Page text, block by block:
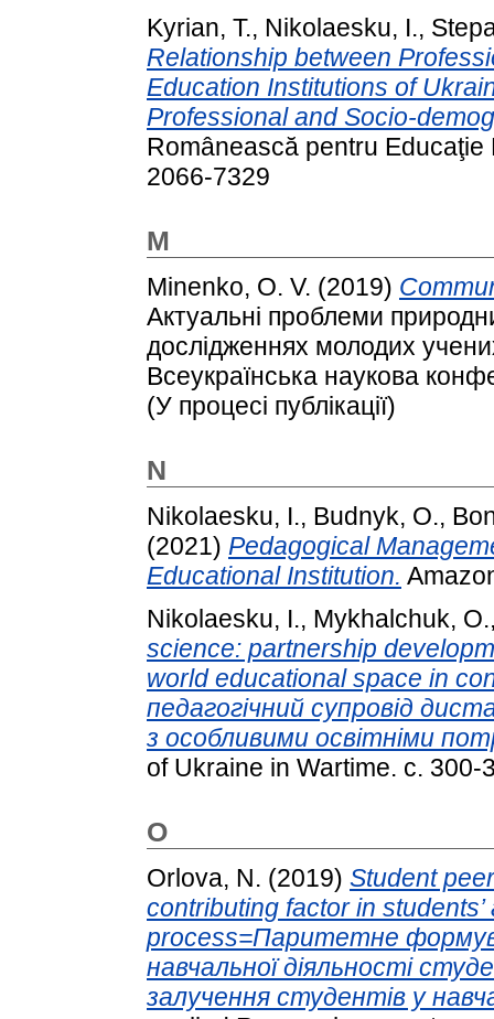
Kyrian, T., Nikolaesku, I.,
Relationship between
Education Institutions of
Professional and Socio-
Românească pentru
2066-7329
M
Minenko, O. V. (2019)
Актуальні проблеми
дослідженнях молодих
Всеукраїнська наукова
(У процесі публікації)
N
Nikolaesku, I., Budnyk, O.,
(2021) Pedagogical
Educational Institution.
Nikolaesku, I., Mykhalchuk, O.
science: partnership
world educational space in
педагогічний супровід
з особливими освітніми
of Ukraine in Wartime. с. 300-
O
Orlova, N. (2019) Student
contributing factor in
process=Паритетне
навчальної діяльності
залучення студентів у